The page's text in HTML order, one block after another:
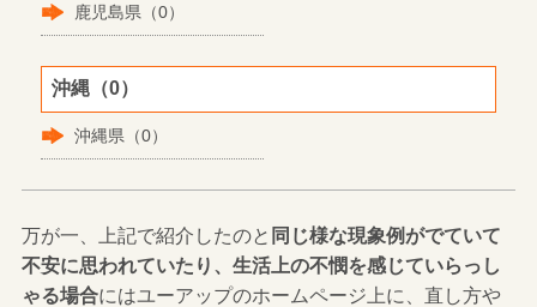
鹿児島県（0）
沖縄（0）
沖縄県（0）
万が一、上記で紹介したのと 同じ様な現象例がでていて
不安に思われていたり、生活上の不憫を感じていらっし
ゃる場合にはユーアップのホームページ上に、直し方や